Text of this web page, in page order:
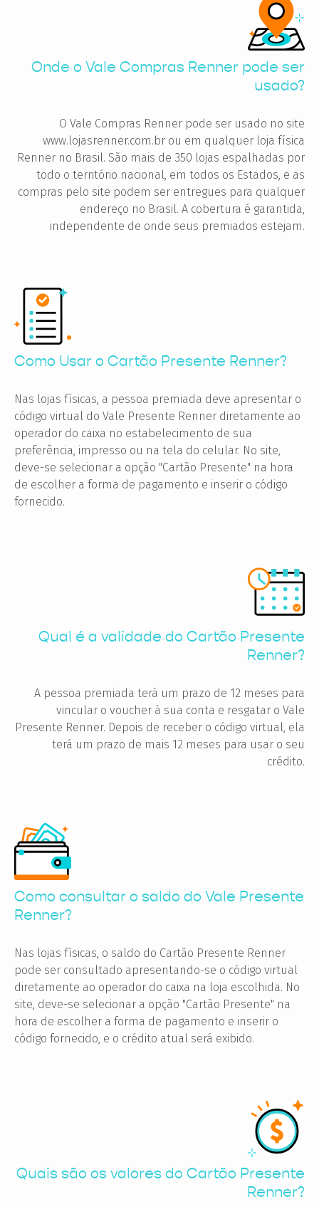
Onde o Vale Compras Renner pode ser
usado?
O Vale Compras Renner pode ser usado no site
www.lojasrenner.com.br ou em qualquer loja física
Renner no Brasil. São mais de 350 lojas espalhadas por
todo o território nacional, em todos os Estados, e as
compras pelo site podem ser entregues para qualquer
endereço no Brasil. A cobertura é garantida,
independente de onde seus premiados estejam.
Como Usar o Cartão Presente Renner?
Nas lojas físicas, a pessoa premiada deve apresentar o
código virtual do Vale Presente Renner diretamente ao
operador do caixa no estabelecimento de sua
preferência, impresso ou na tela do celular. No site,
deve-se selecionar a opção "Cartão Presente" na hora
de escolher a forma de pagamento e inserir o código
fornecido.
Qual é a validade do Cartão Presente
Renner?
A pessoa premiada terá um prazo de 12 meses para
vincular o voucher à sua conta e resgatar o Vale
Presente Renner. Depois de receber o código virtual, ela
terá um prazo de mais 12 meses para usar o seu
crédito.
Como consultar o saldo do Vale Presente
Renner?
Nas lojas físicas, o saldo do Cartão Presente Renner
pode ser consultado apresentando-se o código virtual
diretamente ao operador do caixa na loja escolhida. No
site, deve-se selecionar a opção "Cartão Presente" na
hora de escolher a forma de pagamento e inserir o
código fornecido, e o crédito atual será exibido.
Quais são os valores do Cartão Presente
Renner?